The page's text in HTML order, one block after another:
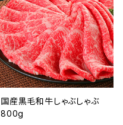
国産黒毛和牛しゃぶしゃぶ
800g